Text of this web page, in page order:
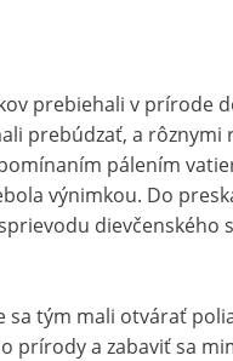
prebiehali v prírode
prebúdzať, a
pálením
výnimkou. Do
dievčenského
tým mali otvárať
prírody a zabaviť sa